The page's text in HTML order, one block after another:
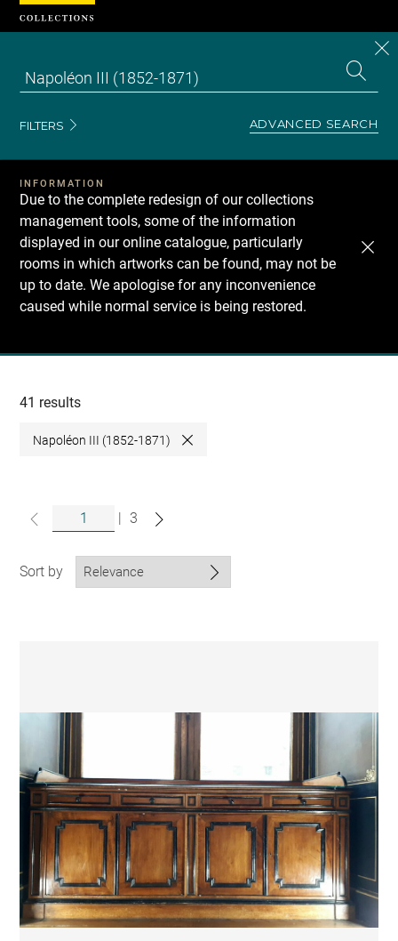
FILTERS ADVANCED SEARCH
INFORMATION
Due to the complete redesign of our collections
management tools, some of the information
displayed in our online catalogue, particularly
rooms in which artworks can be found, may not be
up to date. We apologise for any inconvenience
caused while normal service is being restored.
Recherche
collections
41 results
Napoléon III (1852-1871) Close
3
Sort by
Cookies management panel